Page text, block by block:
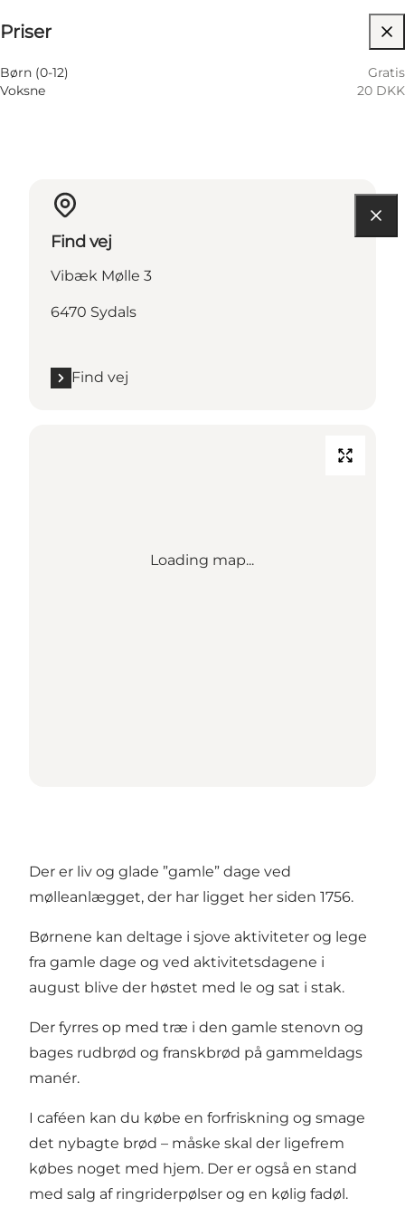
8 August
11:00 AM–04:00 PM
9 August
Søndag
11:00 AM–04:00 PM
Priser
Børn (0-12)
Gratis
Voksne
20 DKK
Find vej
Vibæk Mølle 3
6470 Sydals
Find vej
Loading map...
Der er liv og glade ”gamle” dage ved
mølleanlægget, der har ligget her siden 1756.
Børnene kan deltage i sjove aktiviteter og lege
fra gamle dage og ved aktivitetsdagene i
august blive der høstet med le og sat i stak.
Der fyrres op med træ i den gamle stenovn og
bages rudbrød og franskbrød på gammeldags
manér.
I caféen kan du købe en forfriskning og smage
det nybagte brød – måske skal der ligefrem
købes noget med hjem. Der er også en stand
med salg af ringriderpølser og en kølig fadøl.